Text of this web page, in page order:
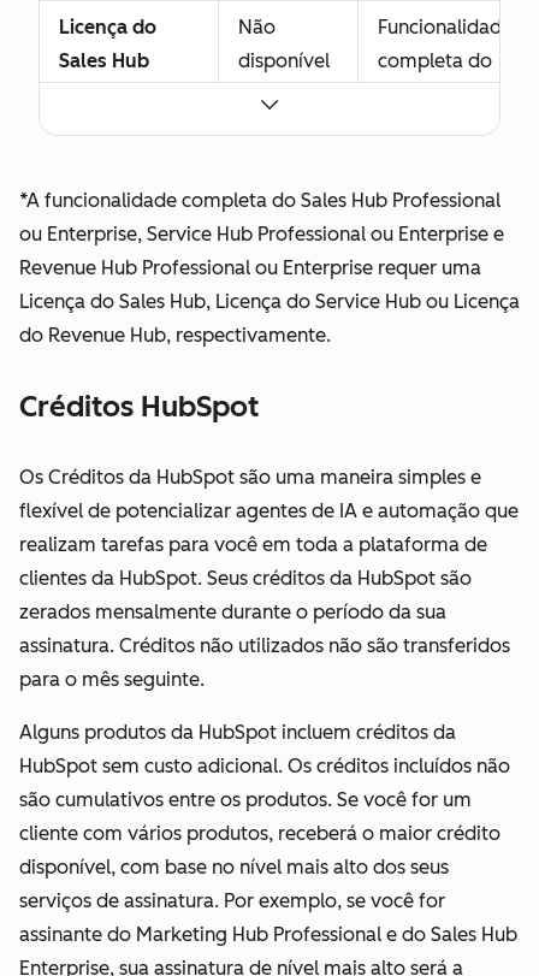
Licença do
Sales Hub
Sales Hub
Professional ou
Enterprise,
incluindo
recursos
desenvolvidos
vendedores. A
funcionalidade
da Licença do
Sales Hub
também inclui
acesso à
Licença
Não
disponível
Funcionalidade
completa do
Licença do
Service Hub
Concede
acesso
completo ao
Service Hub
Professional ou
Não
disponível
Funcionalidade
completa do
Service Hub
Professional
*A funcionalidade completa do Sales Hub Professional
ou Enterprise, Service Hub Professional ou Enterprise e
Revenue Hub Professional ou Enterprise requer uma
Licença do Sales Hub, Licença do Service Hub ou Licença
do Revenue Hub, respectivamente.
Créditos HubSpot
Os Créditos da HubSpot são uma maneira simples e
flexível de potencializar agentes de IA e automação que
realizam tarefas para você em toda a plataforma de
clientes da HubSpot. Seus créditos da HubSpot são
zerados mensalmente durante o período da sua
assinatura. Créditos não utilizados não são transferidos
para o mês seguinte.
Alguns produtos da HubSpot incluem créditos da
HubSpot sem custo adicional. Os créditos incluídos não
são cumulativos entre os produtos. Se você for um
cliente com vários produtos, receberá o maior crédito
disponível, com base no nível mais alto dos seus
serviços de assinatura. Por exemplo, se você for
assinante do Marketing Hub Professional e do Sales Hub
Enterprise, sua assinatura de nível mais alto será a